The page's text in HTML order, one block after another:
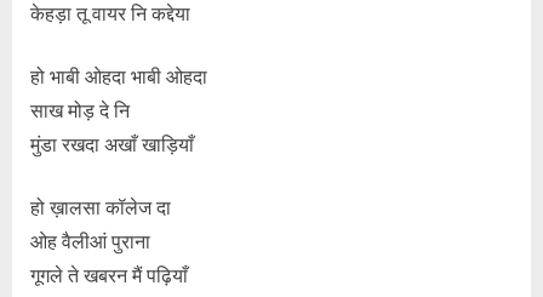
केहड़ा तू वायर नि कद्देया
हो भाबी ओहदा भाबी ओहदा
साख मोड़ दे नि
मुंडा रखदा अखाँ खाड़ियाँ
हो ख़ालसा कॉलेज दा
ओह वैलीआं पुराना
गूगले ते खबरन मैं पढ़ियाँ